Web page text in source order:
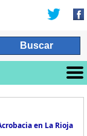
en La Rioja